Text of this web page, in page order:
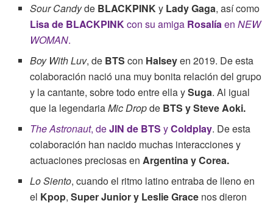
Sour Candyde BLACKPINKy Lady Gaga, así como
Lisa de BLACKPINKcon su amiga RosalíaenNEW
WOMAN.
Boy With Luv, de BTS con Halseyen 2019. De esta
colaboración nació una muy bonita relación del grupo
y la cantante, sobre todo entre ella ySuga. Al igual
que la legendariaMic Dropde BTS y Steve Aoki.
The Astronaut, deJIN de BTS yColdplay. De esta
colaboración han nacido muchas interacciones y
actuaciones preciosas enArgentina y Corea.
Lo Siento, cuando el ritmo latino entraba de lleno en
el Kpop,Super Junior y Leslie Grace nos dieron